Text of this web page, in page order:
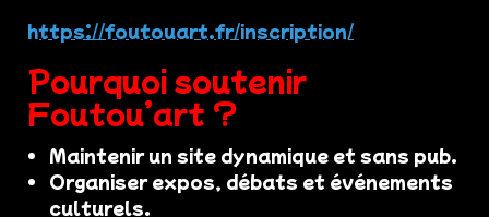
https://foutouart.fr/inscription/
Pourquoi soutenir
Foutou’art ?
Maintenir un site dynamique et sans pub.
Organiser expos, débats et événements
culturels.